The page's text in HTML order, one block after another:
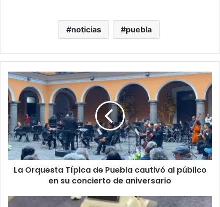
noticias puebla
La Orquesta Típica de Puebla cautivó al público
en su concierto de aniversario